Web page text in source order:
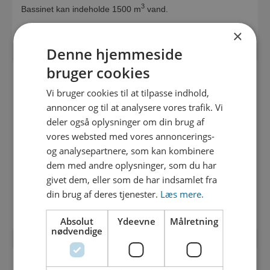
Bassinet kan indeholde 1500 m3 vand.
TRAFIK
Der vil være øget trafik med entreprenørmaskiner til og fra
byggepladsen, men vi forventer ikke, at der kommer
vejspærringer eller omkørsel, mens vi etablerer det nye
Arbejdet kan give gener med støv, støj og rystelser i mindre
grad, men vi bestræber os naturligvis på at begrænse
generne mest muligt.
KLIMA- OG
Læs mere
×
Denne hjemmeside
bruger cookies
Vi bruger cookies til at tilpasse indhold,
annoncer og til at analysere vores trafik. Vi
deler også oplysninger om din brug af
vores websted med vores annoncerings-
og analysepartnere, som kan kombinere
dem med andre oplysninger, som du har
givet dem, eller som de har indsamlet fra
din brug af deres tjenester. Læs mere.
Absolut
nødvendige
Ydeevne Målretning